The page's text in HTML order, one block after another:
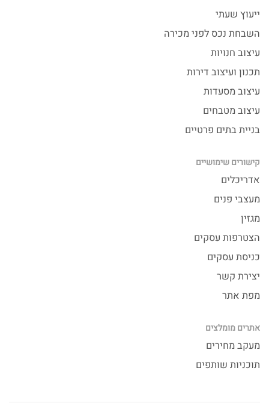
ייעוץ שעתי
השבחת נכס לפני מכירה
עיצוב חנויות
תכנון ועיצוב דירות
עיצוב מסעדות
עיצוב מטבחים
בניית בתים פרטיים
קישורים שימושיים
אדריכלים
מעצבי פנים
מגזין
הצטרפות עסקים
כניסת עסקים
יצירת קשר
מפת אתר
אתרים מומלצים
מעקב מחירים
תוכניות שותפים